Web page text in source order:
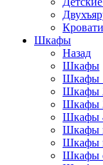
Шкафы
Назад
Шкафы
Шкафы
Шкафы
Шкафы
Шкафы
Шкафы
Шкафы
Шкафы